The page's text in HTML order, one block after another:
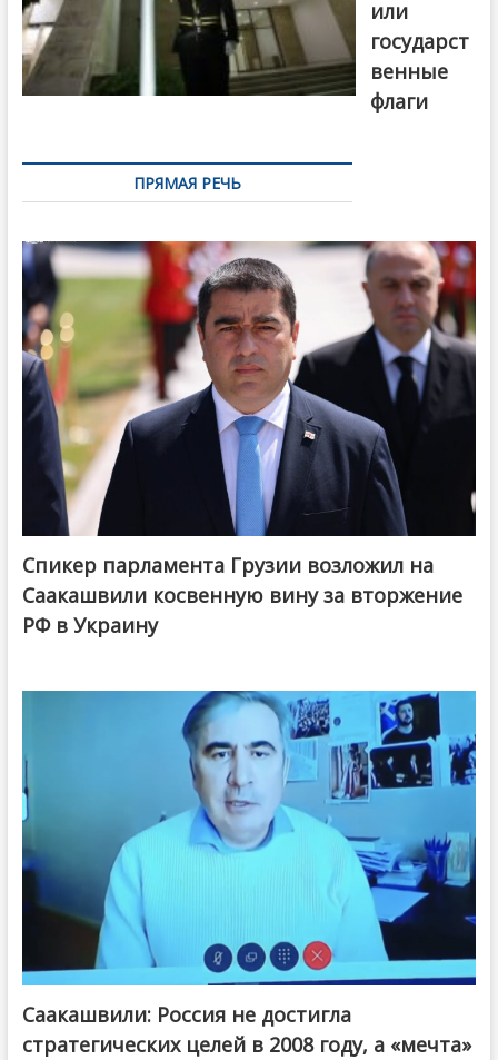
или
государст
венные
флаги
ПРЯМАЯ РЕЧЬ
Спикер парламента Грузии возложил на
Саакашвили косвенную вину за вторжение
РФ в Украину
Саакашвили: Россия не достигла
стратегических целей в 2008 году, а «мечта»